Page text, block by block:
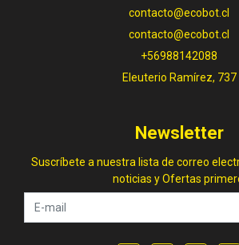
contacto@ecobot.cl
contacto@ecobot.cl
+56988142088
Eleuterio Ramírez, 737
Newsletter
Suscríbete a nuestra lista de correo
noticias y Ofertas